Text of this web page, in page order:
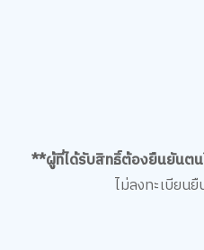
**ผู้ที่ได้รับสิทธิ์ต้องยืนยันต
ไม่ลงทะเบียน